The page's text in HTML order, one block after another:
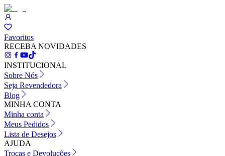
Favoritos
RECEBA NOVIDADES
INSTITUCIONAL
Sobre Nós
Seja Revendedora
Blog
MINHA CONTA
Minha conta
Meus Pedidos
Lista de Desejos
AJUDA
Trocas e Devoluções